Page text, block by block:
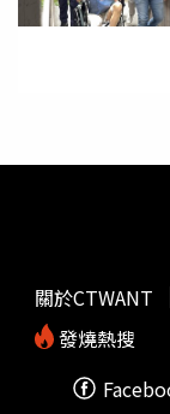
關於CTWANT
發燒熱搜